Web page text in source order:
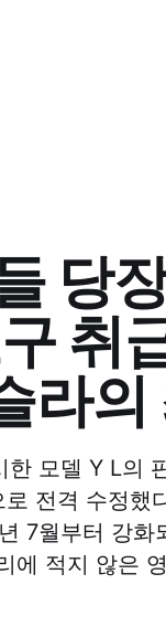
당
취
라의
한 모델 Y L의
전격 수정했
7월부터 강화
에 적지 않은